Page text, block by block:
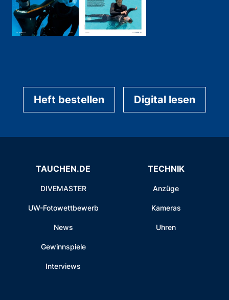
Heft bestellen Digital lesen
TAUCHEN.DE
DIVEMASTER
UW-Fotowettbewerb
News
Gewinnspiele
Interviews
TECHNIK
Anzüge
Kameras
Uhren